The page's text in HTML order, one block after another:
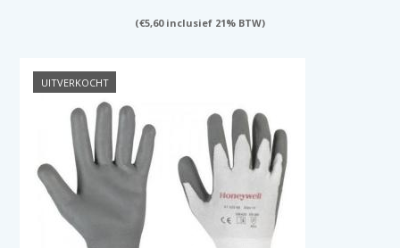
(€5,60inclusief 21% BTW)
UITVERKOCHT